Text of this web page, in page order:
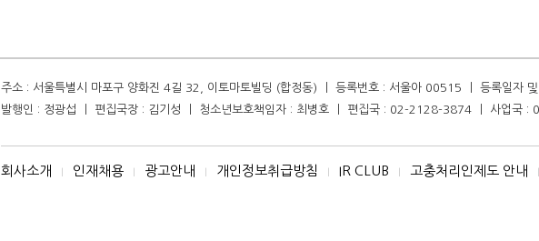
주소 : 서울특별시 마포구 양화진 4길 32, 이토마토빌딩 (합정동) ㅣ 등록번호 : 서울아 00515 ㅣ 등록일자
발행인 : 정광섭 ㅣ 편집국장 : 김기성 ㅣ 청소년보호책임자 : 최병호 ㅣ 편집국 : 02-2128-3874 ㅣ 사업국
회사소개 인재채용 광고안내 개인정보취급방침 IR CLUB 고충처리인제도 안내